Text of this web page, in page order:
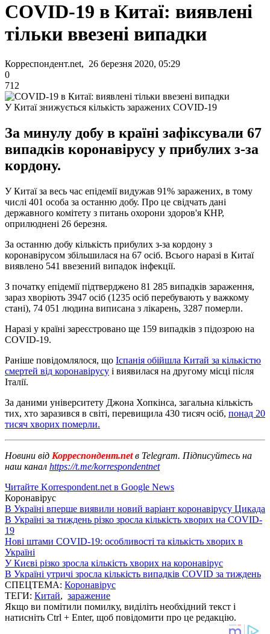
COVID-19 в Китаї: виявлені
тільки ввезені випадки
Корреспондент.net, 26 березня 2020, 05:29
0
712
У Китаї знижується кількість заражених COVID-19
За минулу добу в країні зафіксували 67
випадків коронавірусу у прибулих з-за
кордону.
У Китаї за весь час епідемії видужав 91% заражених, в тому
числі 401 особа за останню добу. Про це свідчать дані
державного комітету з питань охорони здоров'я КНР,
оприлюднені 26 березня.
За останню добу кількість прибулих з-за кордону з
коронавірусом збільшилася на 67 осіб. Всього наразі в Китаї
виявлено 541 ввезений випадок інфекції.
З початку епідемії підтверджено 81 285 випадків зараження,
зараз хворіють 3947 осіб (1235 осіб перебувають у важкому
стані), 74 051 людина виписана з лікарень, 3287 померли.
Наразі у країні зареєстровано ще 159 випадків з підозрою на
COVID-19.
Раніше повідомлялося, що Іспанія обійшла Китай за кількістю
смертей від коронавірусу і виявилася на другому місці після
Італії.
За даними університету Джона Хопкінса, загальна кількість
тих, хто заразився в світі, перевищила 430 тисяч осіб, понад 20
тисяч хворих померли.
Новини від Корреспондент.netв Telegram. Підписуйтесь на
наш канал https://t.me/korrespondentnet
Читайте Korrespondent.net в Google News
Коронавірус
В Україні вперше виявили новий варіант коронавірусу Цикада
В Україні за тиждень різко зросла кількість хворих на COVID-
19
Нові штами COVID-19: особливості та кількість хворих в
Україні
У Києві різко зросла кількість хворих на коронавірус
В Україні утричі зросла кількість випадків COVID за тиждень
СПЕЦТЕМА: Коронавірус
ТЕГИ: Китай, заражение
Якщо ви помітили помилку, виділіть необхідний текст і
натисніть Ctrl + Enter, щоб повідомити про це редакцію.